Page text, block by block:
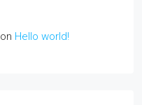
on Hello world!